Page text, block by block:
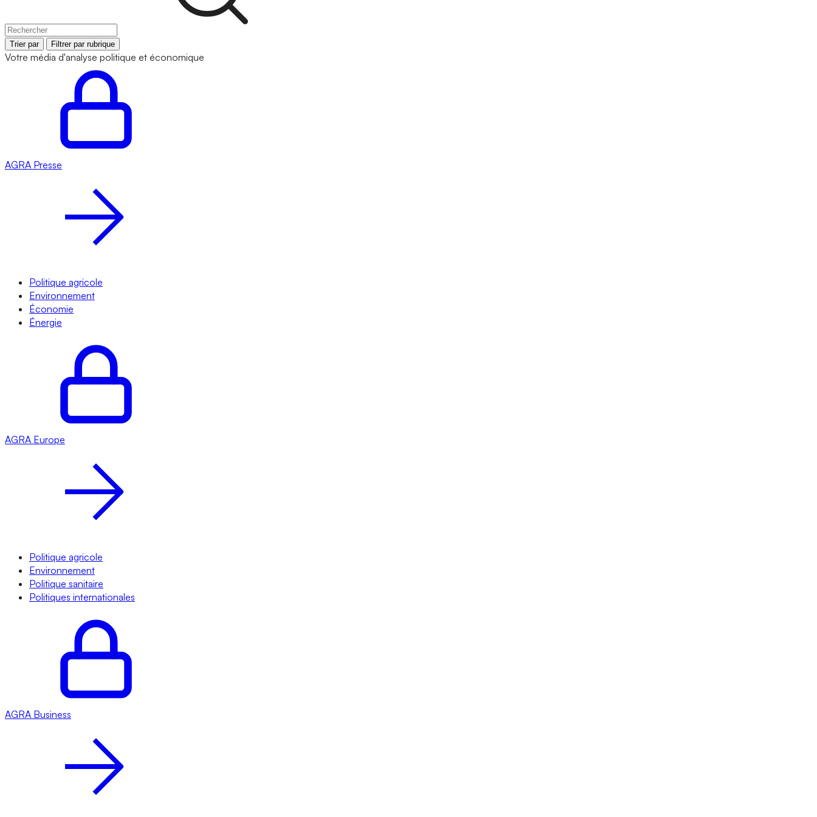
Trier par Filtrer par rubrique
Votre média d'analyse politique et économique
AGRA Presse
Politique agricole
Environnement
Économie
Énergie
AGRA Europe
Politique agricole
Environnement
Politique sanitaire
Politiques internationales
AGRA Business